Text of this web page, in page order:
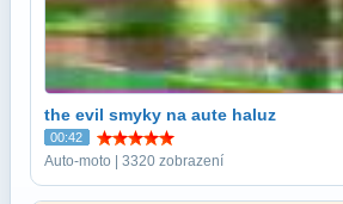
the evil smyky na aute haluz
00:42
Auto-moto | 3320 zobrazení